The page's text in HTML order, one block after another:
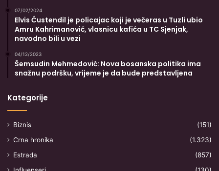
07/02/2024
Elvis Ćustendil je policajac koji je večeras u Tuzli ubio
Amru Kahrimanović, vlasnicu kafića u TC Sjenjak,
navodno bili u vezi
04/12/2023
Šemsudin Mehmedović: Nova bosanska politika ima
snažnu podršku, vrijeme je da bude predstavljena
Kategorije
Biznis
(151)
Crna hronika
(1.323)
Estrada
(857)